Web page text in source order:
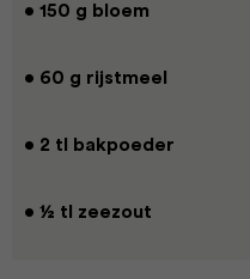
• 150 g bloem
• 60 g rijstmeel
• 2 tl bakpoeder
• ½ tl zeezout